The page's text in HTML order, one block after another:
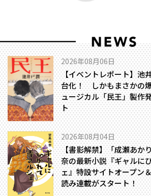
2026年08月06日
【イベントレポート】池
台化！ しかもまさかの爆
ュージカル「民王」製作
ト
2026年08月04日
【書影解禁】「成瀬あか
奈の最新小説『ギャルに
ェ』特設サイトオープン
読み連載がスタート！